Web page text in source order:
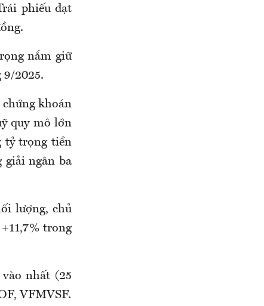
phiếu đạt
nắm giữ
9/2025.
khoán
quy mô lớn
tỷ trọng tiền
giải ngân ba
lượng, chủ
trong
nhất (25
VFMVSF.